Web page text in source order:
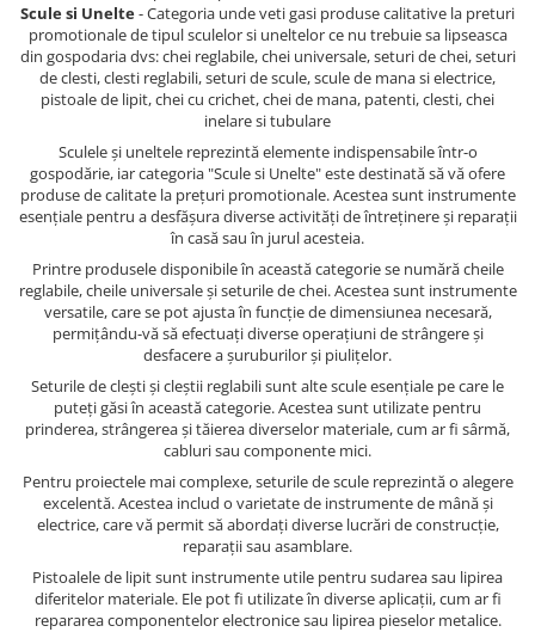
Scule si Unelte- Categoria unde veti gasi produse calitative la preturi
promotionale de tipul sculelor si uneltelor ce nu trebuie sa lipseasca
din gospodaria dvs: chei reglabile, chei universale, seturi de chei, seturi
de clesti, clesti reglabili, seturi de scule, scule de mana si electrice,
pistoale de lipit, chei cu crichet, chei de mana, patenti, clesti, chei
inelare si tubulare
Sculele și uneltele reprezintă elemente indispensabile într-o
gospodărie, iar categoria "Scule si Unelte" este destinată să vă ofere
produse de calitate la prețuri promotionale. Acestea sunt instrumente
esențiale pentru a desfășura diverse activități de întreținere și reparații
în casă sau în jurul acesteia.
Printre produsele disponibile în această categorie se numără cheile
reglabile, cheile universale și seturile de chei. Acestea sunt instrumente
versatile, care se pot ajusta în funcție de dimensiunea necesară,
permițându-vă să efectuați diverse operațiuni de strângere și
desfacere a șuruburilor și piulițelor.
Seturile de clești și cleștii reglabili sunt alte scule esențiale pe care le
puteți găsi în această categorie. Acestea sunt utilizate pentru
prinderea, strângerea și tăierea diverselor materiale, cum ar fi sârmă,
cabluri sau componente mici.
Pentru proiectele mai complexe, seturile de scule reprezintă o alegere
excelentă. Acestea includ o varietate de instrumente de mână și
electrice, care vă permit să abordați diverse lucrări de construcție,
reparații sau asamblare.
Pistoalele de lipit sunt instrumente utile pentru sudarea sau lipirea
diferitelor materiale. Ele pot fi utilizate în diverse aplicații, cum ar fi
repararea componentelor electronice sau lipirea pieselor metalice.